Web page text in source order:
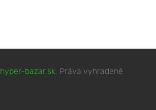
hyper-bazar.sk. Práva vyhradené